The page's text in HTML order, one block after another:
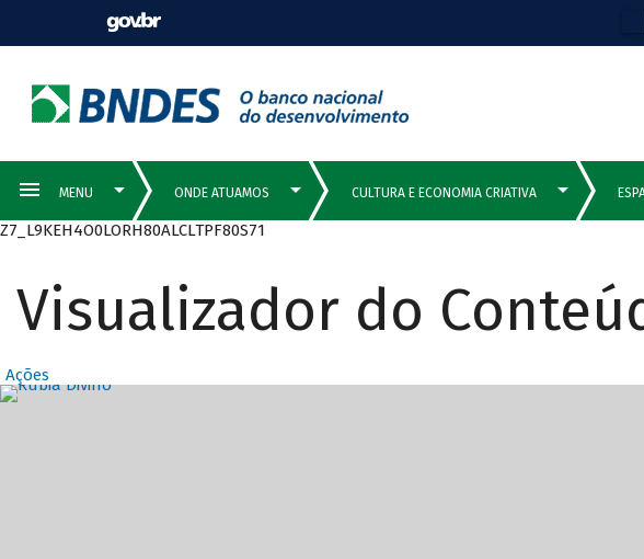
Z7_L9KEH4O0LORH80ALCLTPF80S71
Visualizador do
Ações
Destaques